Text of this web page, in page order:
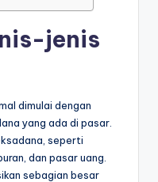
jenis
dimulai dengan
yang ada di pasar.
seperti
dan pasar uang.
sebagian besar